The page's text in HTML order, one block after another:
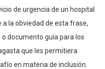
de urgencia de un hospital
la obviedad de esta frase,
documento guía para los
que les permitiera
en materia de inclusión.